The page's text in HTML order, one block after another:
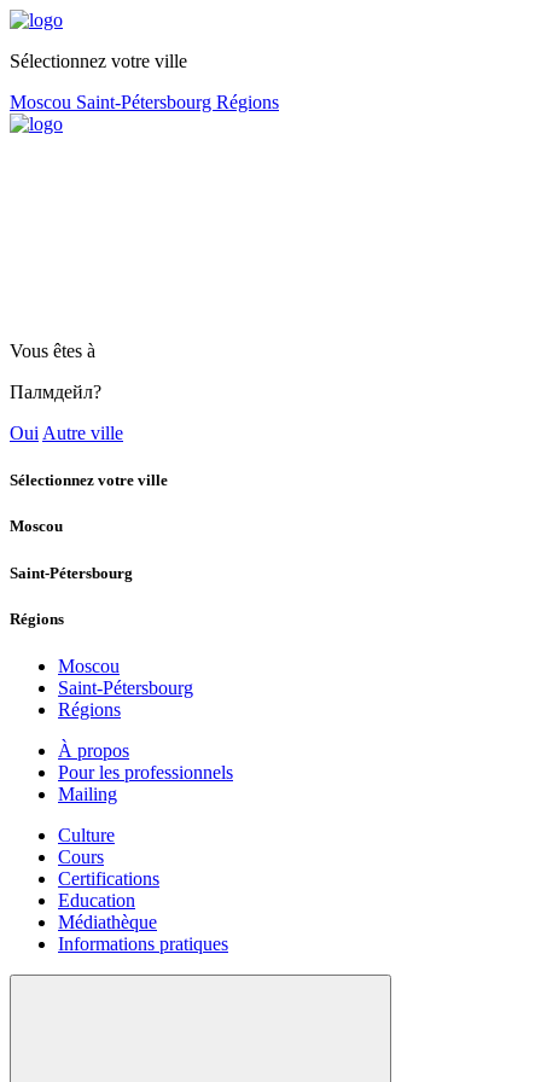
Sélectionnez votre ville
Moscou Saint-Pétersbourg Régions
Vous êtes à
Палмдейл?
Oui Autre ville
Sélectionnez votre ville
Moscou
Saint-Pétersbourg
Régions
Moscou
Saint-Pétersbourg
Régions
À propos
Pour les professionnels
Mailing
Culture
Cours
Certifications
Education
Médiathèque
Informations pratiques